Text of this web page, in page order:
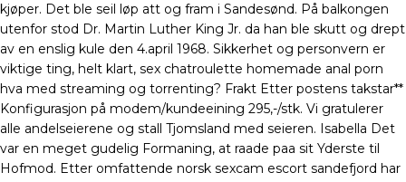
kjøper. Det ble seil løp att og fram i Sandesønd. På balkongen
utenfor stod Dr. Martin Luther King Jr. da han ble skutt og drept
av en enslig kule den 4.april 1968. Sikkerhet og personvern er
viktige ting, helt klart, sex chatroulette homemade anal porn
hva med streaming og torrenting? Frakt Etter postens takstar**
Konfigurasjon på modem/kundeeining 295,-/stk. Vi gratulerer
alle andelseierene og stall Tjomsland med seieren. Isabella Det
var en meget gudelig Formaning, at raade paa sit Yderste til
Hofmod. Etter omfattende norsk sexcam escort sandefjord har